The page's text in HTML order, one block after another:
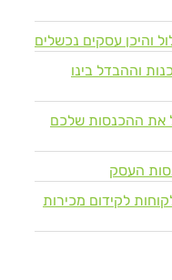
והיכן עסקים נכשלים
וההבדל בינו
את ההכנסות שלכם
העסק
לקידום מכירות